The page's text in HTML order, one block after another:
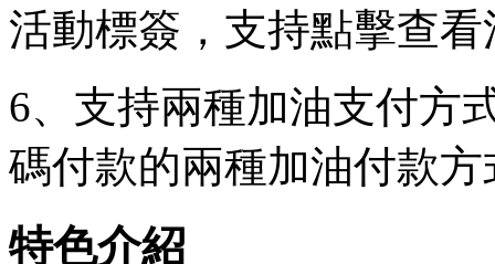
活動標簽，支持點擊查
6、支持兩種加油支付方
碼付款的兩種加油付款方
特色介紹